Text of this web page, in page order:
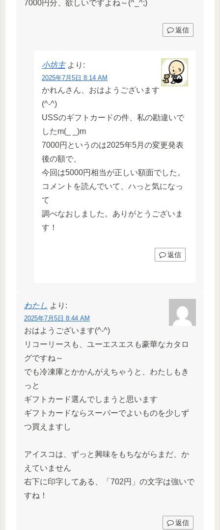
7000円分、欲しいですよね～(^_^;)
返信
小坊主 より:
2025年7月5日 8:14 AM
かれんさん、おはようございます
(^-^)
USSのギフトカードの件、私の勘違いで
したm(_ _)m
7000円というのは2025年5月の変更発表
後の額で、
今回は5000円相当が正しい額面でした。
コメントを読んでいて、ハっと気になっ
て
調べなおしました。ありがとうございま
す！
返信
わたし より:
2025年7月5日 8:44 AM
おはようございます(^-^)
リコーリースも、ユーエスエスも豪華なカタロ
グですね～
でも冷凍庫とかかんがえちゃうと、わたしもき
っと
ギフトカード選んでしまうと思います
ギフトカードならスーパーでよいものを少しず
つ買えますし
アイスコは、ずっと興味をもちながらまだ、か
えていません
右下に印字してある、「702円」の文字は強いで
すね！
返信